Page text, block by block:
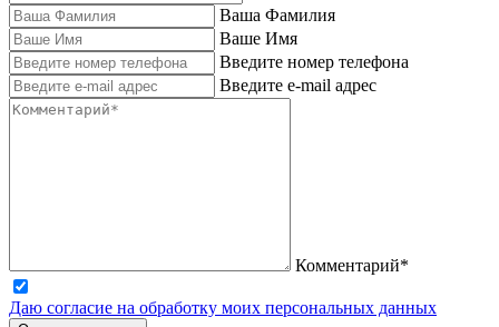
Ваша Фамилия
Ваше Имя
Введите номер телефона
Введите e-mail адрес
Комментарий*
Даю согласие на обработку моих персональных данных